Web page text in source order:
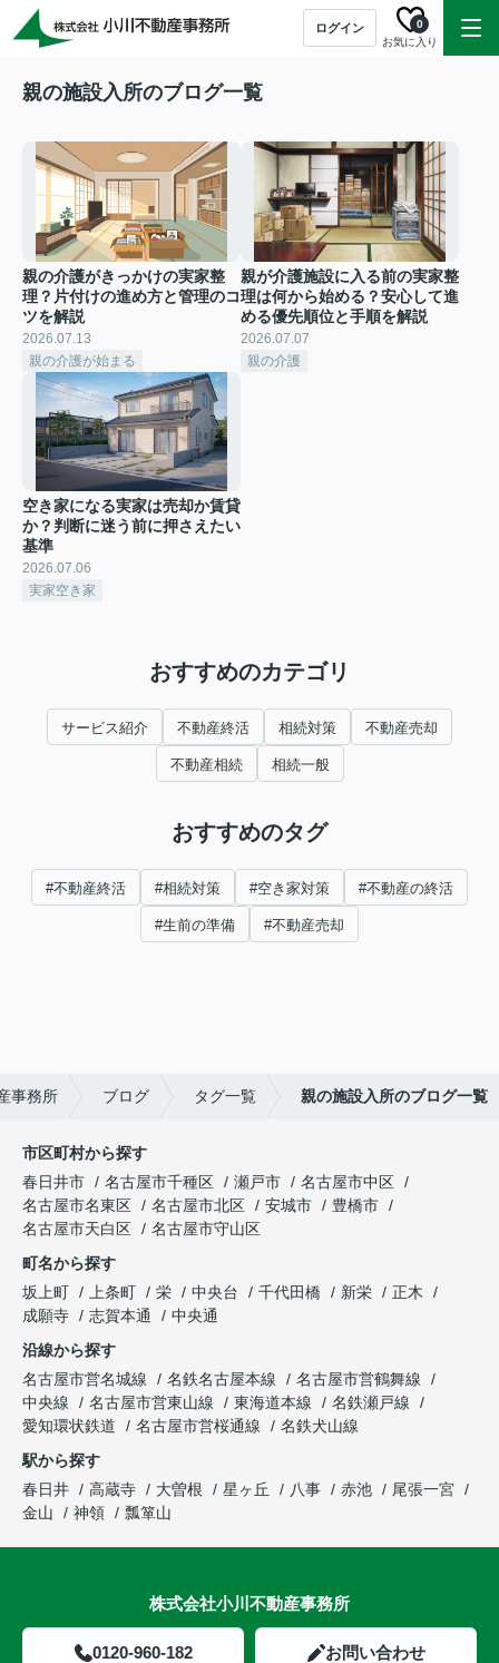
ログイン
お気に入り
0
親の施設入所のブログ一覧
親の介護がきっかけの実家整
理？片付けの進め方と管理のコ
ツを解説
2026.07.13
親の介護が始まる
親が介護施設に入る前の実家整
理は何から始める？安心して進
める優先順位と手順を解説
2026.07.07
親の介護
空き家になる実家は売却か賃貸
か？判断に迷う前に押さえたい
基準
2026.07.06
実家空き家
おすすめのカテゴリ
サービス紹介 不動産終活 相続対策 不動産売却
不動産相続 相続一般
おすすめのタグ
#不動産終活 #相続対策 #空き家対策 #不動産の終活
#生前の準備 #不動産売却
事務所 ブログ タグ一覧 親の施設入所のブログ一覧
市区町村から探す
春日井市
名古屋市千種区 瀬戸市
名古屋市中区
名古屋市名東区
名古屋市北区 安城市
豊橋市
名古屋市天白区
名古屋市守山区
町名から探す
坂上町
上条町 栄 中央台 千代田橋 新栄
正木
成願寺
志賀本通
中央通
沿線から探す
名古屋市営名城線
名鉄名古屋本線
名古屋市営鶴舞線
中央線
名古屋市営東山線 東海道本線
名鉄瀬戸線
愛知環状鉄道
名古屋市営桜通線
名鉄犬山線
駅から探す
春日井
高蔵寺 大曽根 星ヶ丘 八事 赤池
尾張一宮
金山
神領 瓢箪山
株式会社小川不動産事務所
0120-960-182 お問い合わせ